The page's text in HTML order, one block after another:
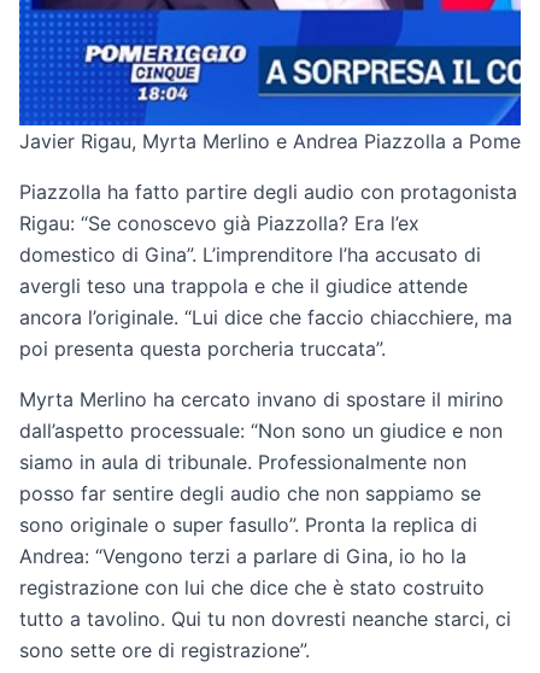
Javier Rigau, Myrta Merlino e Andrea Piazzolla a
Piazzolla ha fatto partire degli audio con protagonista
Rigau: “Se conoscevo già Piazzolla? Era l’ex
domestico di Gina”. L’imprenditore l’ha accusato di
avergli teso una trappola e che il giudice attende
ancora l’originale. “Lui dice che faccio chiacchiere, ma
poi presenta questa porcheria truccata”.
Myrta Merlino ha cercato invano di spostare il mirino
dall’aspetto processuale: “Non sono un giudice e non
siamo in aula di tribunale. Professionalmente non
posso far sentire degli audio che non sappiamo se
sono originale o super fasullo”. Pronta la replica di
Andrea: “Vengono terzi a parlare di Gina, io ho la
registrazione con lui che dice che è stato costruito
tutto a tavolino. Qui tu non dovresti neanche starci, ci
sono sette ore di registrazione”.